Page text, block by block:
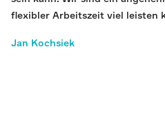
flexibler Arbeitszeit viel leisten
Jan Kochsiek